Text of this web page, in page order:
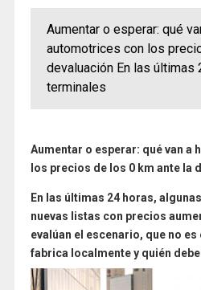
Aumentar o esperar: qué
automotrices con los
devaluación En las últimas
terminales
Aumentar o esperar: qué van a
los precios de los 0 km ante la
En las últimas 24 horas,
nuevas listas con precios
evalúan el escenario, que no
fabrica localmente y quién